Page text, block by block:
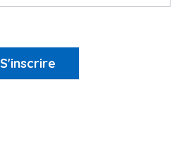
S'inscrire